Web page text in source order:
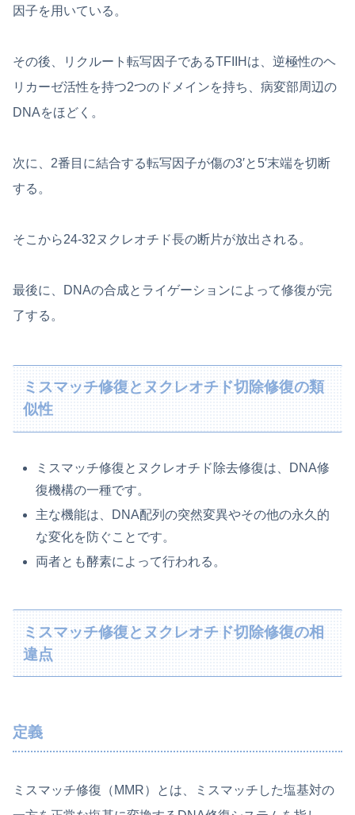
因子を用いている。
その後、リクルート転写因子であるTFIIHは、逆極性のヘ
リカーゼ活性を持つ2つのドメインを持ち、病変部周辺の
DNAをほどく。
次に、2番目に結合する転写因子が傷の3′と5′末端を切断
する。
そこから24-32ヌクレオチド長の断片が放出される。
最後に、DNAの合成とライゲーションによって修復が完
了する。
ミスマッチ修復とヌクレオチド切除修復の類
似性
ミスマッチ修復とヌクレオチド除去修復は、DNA修
復機構の一種です。
主な機能は、DNA配列の突然変異やその他の永久的
な変化を防ぐことです。
両者とも酵素によって行われる。
ミスマッチ修復とヌクレオチド切除修復の相
違点
定義
ミスマッチ修復（MMR）とは、ミスマッチした塩基対の